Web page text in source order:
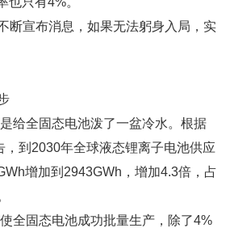
断宣布消息，如果无法躬身入局，实
给全固态电池泼了一盆冷水。根据
，到2030年全球液态锂离子电池供应
增加到2943GWh，增加4.3倍，占
全固态电池成功批量生产，除了4%